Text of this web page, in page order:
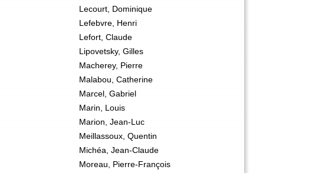
Lecourt, Dominique
Lefebvre, Henri
Lefort, Claude
Lipovetsky, Gilles
Macherey, Pierre
Malabou, Catherine
Marcel, Gabriel
Marin, Louis
Marion, Jean-Luc
Meillassoux, Quentin
Michéa, Jean-Claude
Moreau, Pierre-François